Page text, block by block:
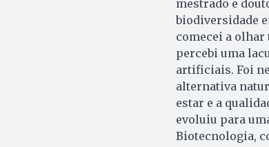
mestrado e
biodiversidade
comecei a olhar
percebi uma
artificiais. Foi
alternativa
estar e a
evoluiu para
Biotecnologia,